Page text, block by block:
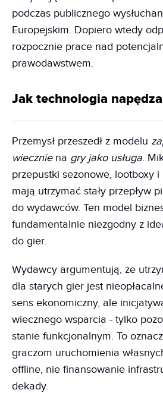
podczas publicznego
Europejskim. Dopiero wtedy
rozpocznie prace nad
prawodawstwem.
Jak technologia
Przemysł przeszedł z modelu
wieczniena gry jako usługa.
przepustki sezonowe, lootboxy
mają utrzymać stały przepływ
do wydawców. Ten model
fundamentalnie niezgodny z
do gier.
Wydawcy argumentują, że
dla starych gier jest
sens ekonomiczny, ale
wiecznego wsparcia - tylko
stanie funkcjonalnym. To
graczom uruchomienia
offline, nie finansowanie
dekady.